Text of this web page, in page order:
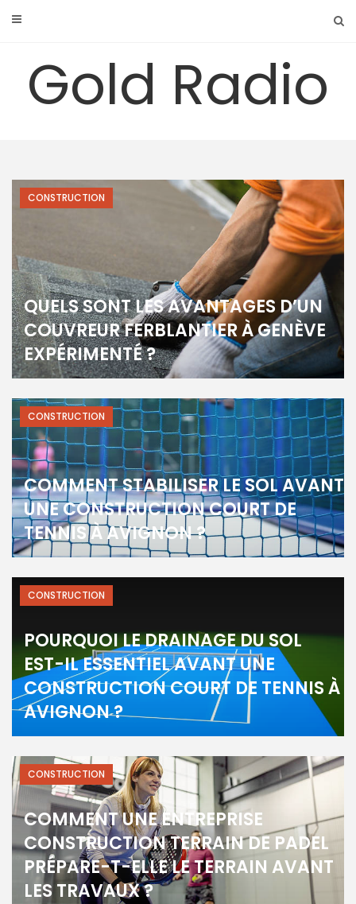
Gold Radio
QUELS SONT LES AVANTAGES D’UN
COUVREUR FERBLANTIER À GENÈVE
EXPÉRIMENTÉ ?
CONSTRUCTION
COMMENT STABILISER LE SOL AVANT
UNE CONSTRUCTION COURT DE
TENNIS À AVIGNON ?
CONSTRUCTION
POURQUOI LE DRAINAGE DU SOL
EST-IL ESSENTIEL AVANT UNE
CONSTRUCTION COURT DE TENNIS À
AVIGNON ?
CONSTRUCTION
COMMENT UNE ENTREPRISE
CONSTRUCTION TERRAIN DE PADEL
PRÉPARE-T-ELLE LE TERRAIN AVANT
LES TRAVAUX ?
CONSTRUCTION